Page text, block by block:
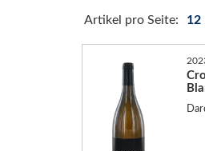
Artikel pro Seite: 12